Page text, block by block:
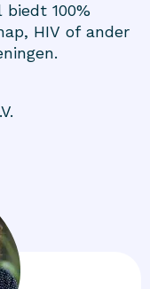
biedt 100%
HIV of ander